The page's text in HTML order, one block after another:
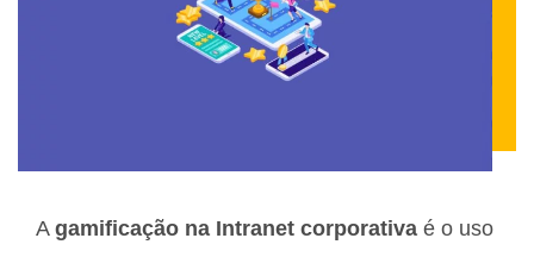
A gamificação na Intranet corporativa é o uso